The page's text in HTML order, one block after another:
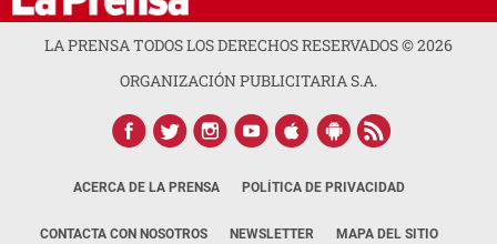
LA PRENSA TODOS LOS DERECHOS RESERVADOS ©2026
ORGANIZACIÓN PUBLICITARIA S.A.
ACERCA DE LA PRENSA POLÍTICA DE PRIVACIDAD
CONTACTA CON NOSOTROS NEWSLETTER MAPA DEL SITIO